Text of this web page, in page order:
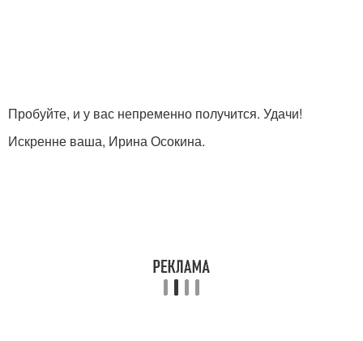
Пробуйте, и у вас непременно получится. Удачи!
Искренне ваша, Ирина Осокина.